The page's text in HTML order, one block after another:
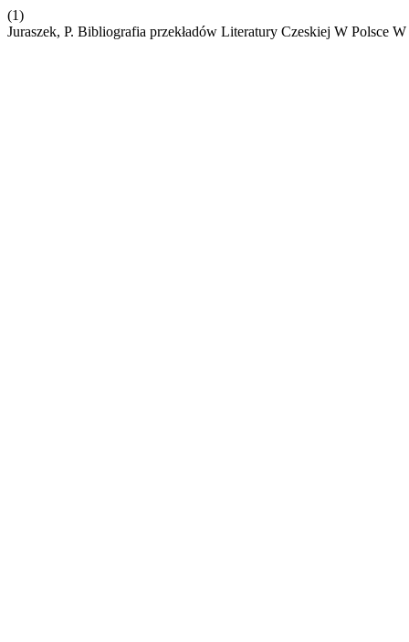
(1)
Juraszek, P. Bibliografia przekładów Literatury Czeskiej W Polsce